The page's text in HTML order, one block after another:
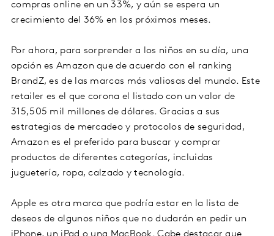
compras online en un 33%, y aún se espera un
crecimiento del 36% en los próximos meses.
Por ahora, para sorprender a los niños en su día, una
opción es Amazon que de acuerdo con el ranking
BrandZ, es de las marcas más valiosas del mundo. Este
retailer es el que corona el listado con un valor de
315,505 mil millones de dólares. Gracias a sus
estrategias de mercadeo y protocolos de seguridad,
Amazon es el preferido para buscar y comprar
productos de diferentes categorías, incluidas
juguetería, ropa, calzado y tecnología.
Apple es otra marca que podría estar en la lista de
deseos de algunos niños que no dudarán en pedir un